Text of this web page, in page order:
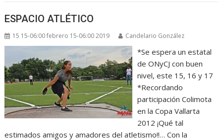
ESPACIO ATLÉTICO
15 15-06:00 febrero 15-06:00 2019 Candelario González
*Se espera un estatal
de ONyCJ con buen
nivel, este 15, 16 y 17
*Recordando
participación Colimota
en la Copa Vallarta
2012 ¡Qué tal
estimados amigos y amadores del atletismo!!… Con la